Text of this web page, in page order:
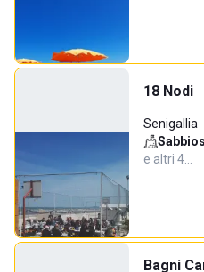
18 Nodi
Senigallia
e altri 4…
Bagni